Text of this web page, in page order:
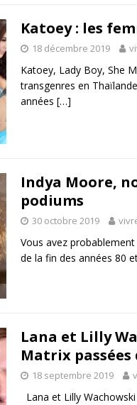
Katoey : les
18 décembre 2019
Katoey, Lady Boy, She
transgenres en
années […]
Indya Moore,
podiums
30 octobre 2019
Vous avez
de la fin des années 80
Lana et Lilly
Matrix
18 septembre 2019
Lana et Lilly